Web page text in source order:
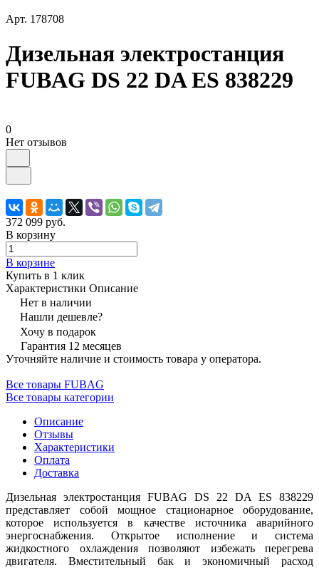
Арт. 178708
Дизельная электростанция
FUBAG DS 22 DA ES 838229
0
Нет отзывов
372 099 руб.
В корзину
В корзине
Купить в 1 клик
Характеристики Описание
Нет в наличии
Нашли дешевле?
Хочу в подарок
Гарантия 12 месяцев
Уточняйте наличие и стоимость товара у оператора.
Все товары FUBAG
Все товары категории
Описание
Отзывы
Характеристики
Оплата
Доставка
Дизельная электростанция FUBAG DS 22 DA ES 838229
представляет собой мощное стационарное оборудование,
которое используется в качестве источника аварийного
энергоснабжения. Открытое исполнение и система
жидкостного охлаждения позволяют избежать перегрева
двигателя. Вместительный бак и экономичный расход